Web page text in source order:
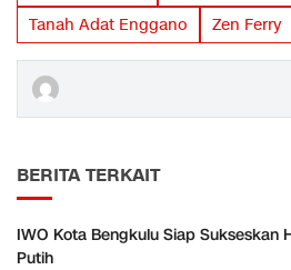
Tanah Adat Enggano
Zen Ferry
BERITA TERKAIT
IWO Kota Bengkulu Siap Sukseskan
Putih